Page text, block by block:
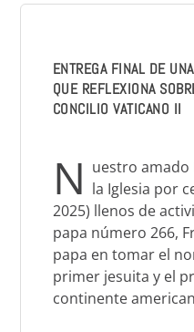
ENTREGA FINAL DE
QUE REFLEXIONA
CONCILIO VATICANO II
N uestro amado
la Iglesia por
2025) llenos de
papa número 266,
papa en tomar el
primer jesuita y el
continente